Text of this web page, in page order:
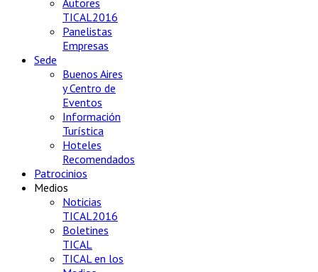
Autores
TICAL2016
Panelistas
Empresas
Sede
Buenos Aires
y Centro de
Eventos
Información
Turística
Hoteles
Recomendados
Patrocinios
Medios
Noticias
TICAL2016
Boletines
TICAL
TICAL en los